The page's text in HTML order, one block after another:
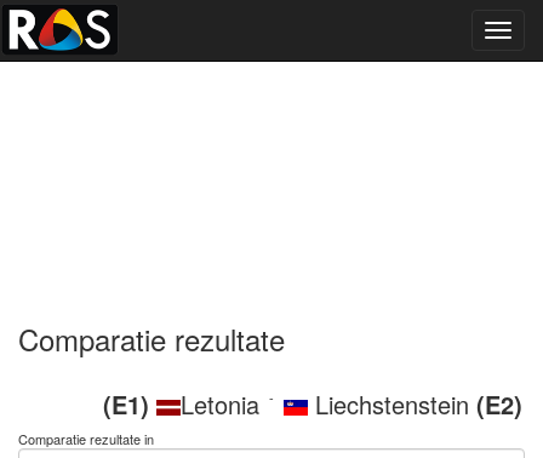
Comparatie rezultate
(E1) Letonia - Liechstenstein (E2)
Comparatie rezultate in